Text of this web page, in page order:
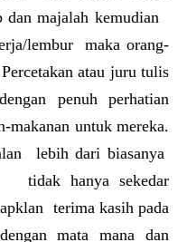
majalah kemudian
lembur maka orang-
atau juru tulis
penuh perhatian
makanan untuk mereka.
lebih dari biasanya
tidak hanya sekedar
terima kasih pada
mata mana dan